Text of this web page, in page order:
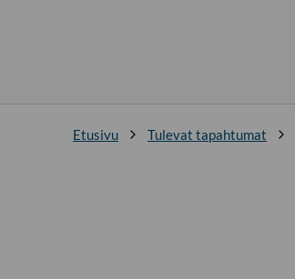
Etusivu Tulevat tapahtumat